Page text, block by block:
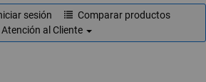
sesión
Comparar productos
Atención al Cliente